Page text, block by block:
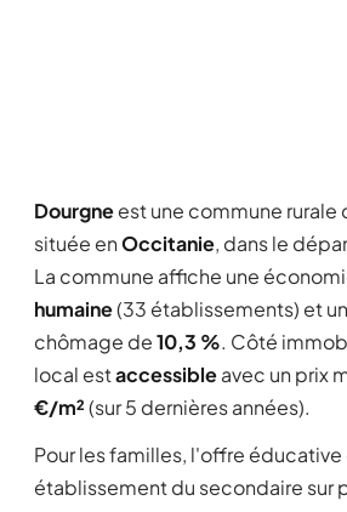
Dourgneest une commune rurale
située enOccitanie, dans le
La commune affiche une
humaine(33 établissements) et
chômage de10,3 %. Côté
local estaccessibleavec un prix
€/m²(sur 5 dernières années).
Pour les familles, l'offre éducative
établissement du secondaire sur